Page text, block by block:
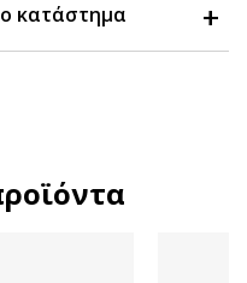
κατάστημα